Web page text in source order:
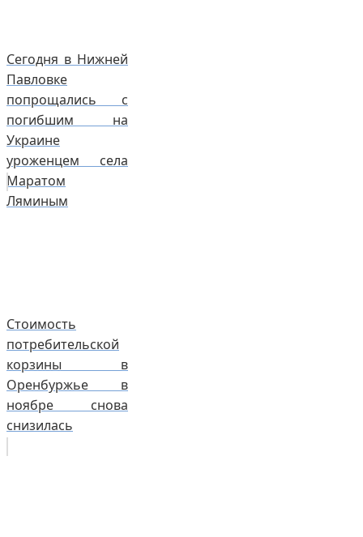
Сегодня в Нижней
Павловке
попрощались с
погибшим на
Украине
уроженцем села
Маратом
Ляминым
Стоимость
потребительской
корзины в
Оренбуржье в
ноябре снова
снизилась